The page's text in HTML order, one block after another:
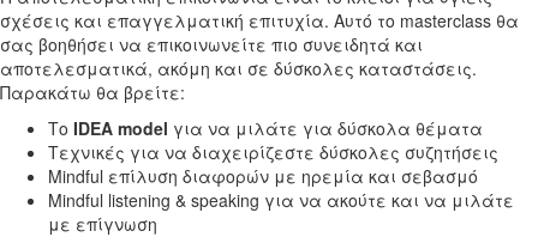
σχέσεις και επαγγελματική επιτυχία. Αυτό το masterclass θα
σας βοηθήσει να επικοινωνείτε πιο συνειδητά και
αποτελεσματικά, ακόμη και σε δύσκολες καταστάσεις.
Παρακάτω θα βρείτε:
Το IDEA model για να μιλάτε για δύσκολα θέματα
Τεχνικές για να διαχειρίζεστε δύσκολες συζητήσεις
Mindful επίλυση διαφορών με ηρεμία και σεβασμό
Mindful listening & speaking για να ακούτε και να μιλάτε
με επίγνωση